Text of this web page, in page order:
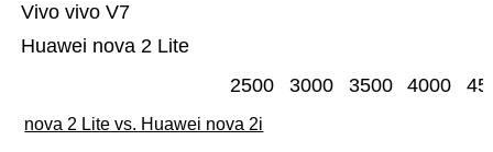
Huawei nova 2 Lite
Vivo vivo V7
2500 3000 3500 4000
nova 2 Lite vs. Huawei nova 2i